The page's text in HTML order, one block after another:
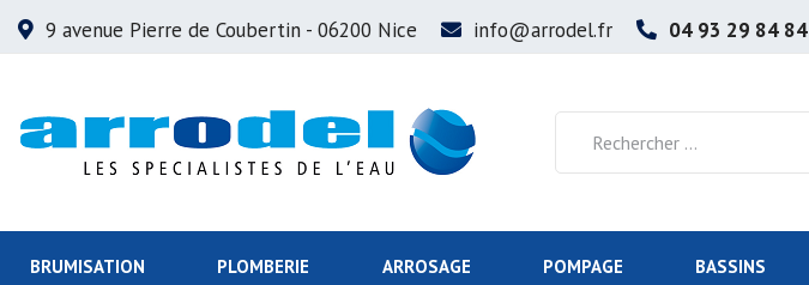
9 avenue Pierre de Coubertin - 06200 Nice info@arrodel.fr 04 93 29 84 84
BRUMISATION PLOMBERIE ARROSAGE POMPAGE BASSINS